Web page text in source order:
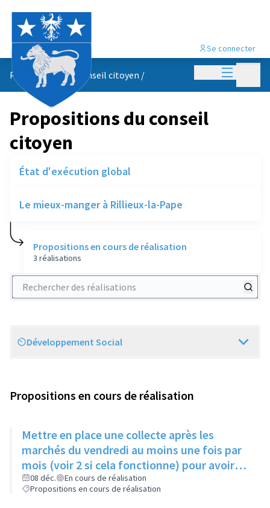
Menu
Se connecter
Propositions du conseil citoyen /
Propositions du conseil
citoyen
État d'exécution global
Le mieux-manger à Rillieux-la-Pape
Propositions en cours de réalisation
3 réalisations
Rechercher des réalisations
Scope
Développement Social
Propositions en cours de réalisation
Mettre en place une collecte après les
marchés du vendredi au moins une fois par
mois (voir 2 si cela fonctionne) pour avoir
des produits frais pour l'Epice'Rill
08 déc.
En cours de réalisation
Propositions en cours de réalisation